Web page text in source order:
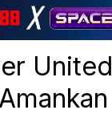
United